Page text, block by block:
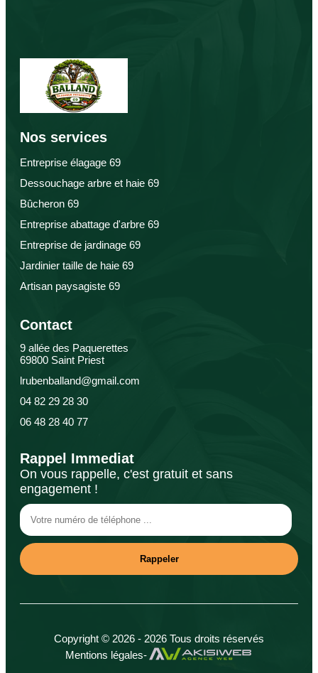
Nos services
Entreprise élagage 69
Dessouchage arbre et haie 69
Bûcheron 69
Entreprise abattage d'arbre 69
Entreprise de jardinage 69
Jardinier taille de haie 69
Artisan paysagiste 69
Contact
9 allée des Paquerettes
69800 Saint Priest
lrubenballand@gmail.com
04 82 29 28 30
06 48 28 40 77
Rappel Immediat
On vous rappelle, c'est gratuit et sans
engagement !
Copyright © 2026 - 2026 Tous droits réservés
Mentions légales-